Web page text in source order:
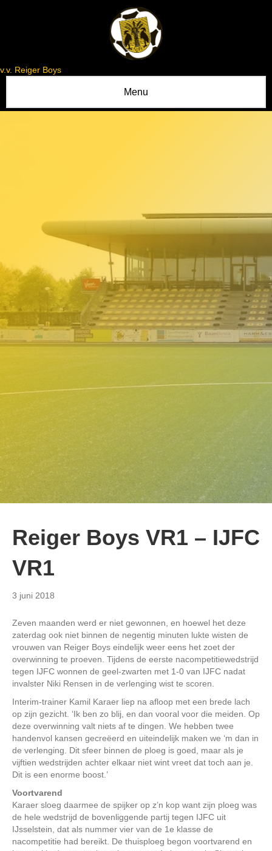
v.v. Reiger Boys
Menu
Reiger Boys VR1 – IJFC
VR1
3 juni 2018
Zeven maanden werd er niet gewonnen, en hoewel het deze
zaterdag ook niet binnen de negentig minuten lukte wisten de
vrouwen van Reiger Boys eindelijk weer eens het zoet der
overwinning te proeven. Tijdens de eerste nacompetitiewedstrijd
tegen IJFC wonnen de geel-zwarten met 1-0 van IJFC nadat
invalster Niki Rensen in de verlenging wist te scoren.
Interim-trainer Kamil Karaer liep na afloop met een brede lach
op zijn gezicht. ‘Ik ben zo blij, en dan vooral voor die meiden. Op
deze overwinning valt niets af te dingen. We hebben twee
handenvol kansen gecreëerd en uiteindelijk maken we ‘m dan in
de verlenging. Dit sfeer binnen de ploeg is goed, maar als je
vijftien wedstrijden achter elkaar niet wint vreet dat toch aan je.
Dit is een enorme boost.’
Voortvarend
Karaer sloeg daarmee de spijker op z’n kop want zijn ploeg was
de hele wedstrijd de bovenliggende partij tegen IJFC uit
IJsselstein, dat als nummer vier van de 1e klasse de
nacompetitie had bereikt. De thuisploeg begon voortvarend en